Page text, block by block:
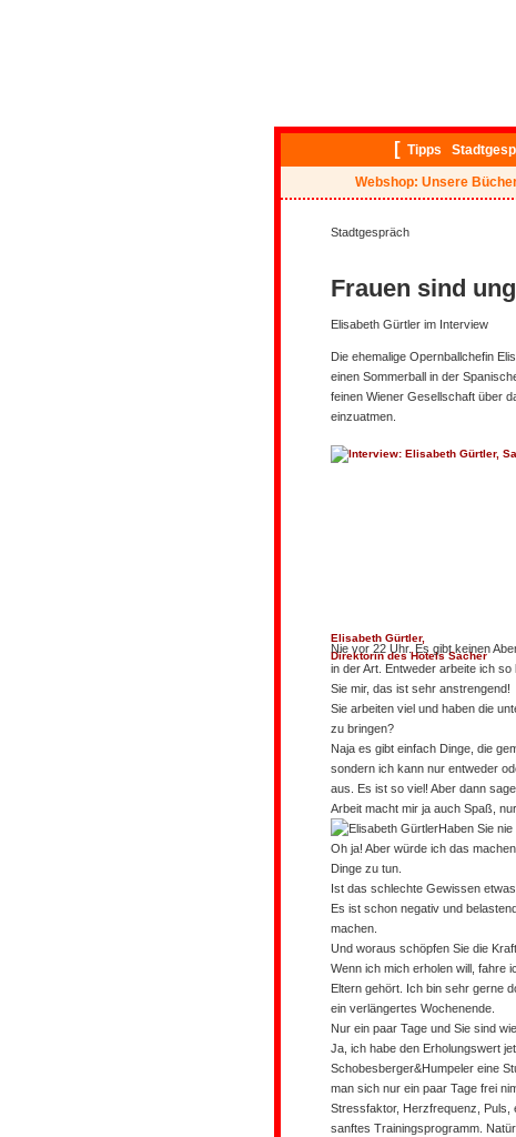
[ Tipps
Webshop: Unsere
Stadtgespräch
Frauen sind
Elisabeth Gürtler im Interview
Die ehemalige Opernballchefin
einen Sommerball in der
feinen Wiener Gesellschaft über
einzuatmen.
Elisabeth Gürtler,
Direktorin des Hotels Sacher
Nie vor 22 Uhr. Es gibt keinen
in der Art. Entweder arbeite ich
Sie mir, das ist sehr anstrengend!
Sie arbeiten viel und haben die
zu bringen?
Naja es gibt einfach Dinge, die
sondern ich kann nur entweder
aus. Es ist so viel! Aber dann
Arbeit macht mir ja auch Spaß,
Haben Sie
Oh ja! Aber würde ich das
Dinge zu tun.
Ist das schlechte Gewissen
Es ist schon negativ und
machen.
Und woraus schöpfen Sie die
Wenn ich mich erholen will, fahre
Eltern gehört. Ich bin sehr gerne
ein verlängertes Wochenende.
Nur ein paar Tage und Sie sind
Ja, ich habe den Erholungswert
Schobesberger&Humpeler eine
man sich nur ein paar Tage frei
Stressfaktor, Herzfrequenz, Puls,
sanftes Trainingsprogramm.